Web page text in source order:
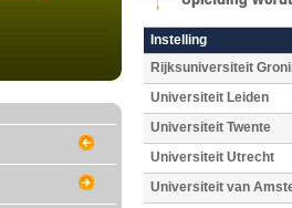
Instelling
Rijksuniversiteit
Universiteit Leiden
Universiteit Twente
Universiteit Utrecht
Universiteit van